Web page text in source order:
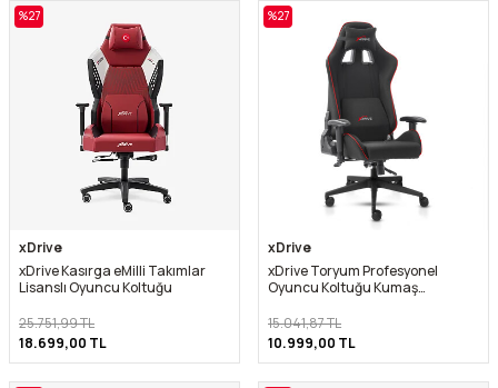
%27
xDrive
xDrive Kasırga eMilli Takımlar
Lisanslı Oyuncu Koltuğu
25.751,99TL
18.699,00 TL
%27
xDrive
xDrive Toryum Profesyonel
Oyuncu Koltuğu Kumaş
15.041,87TL
10.999,00 TL